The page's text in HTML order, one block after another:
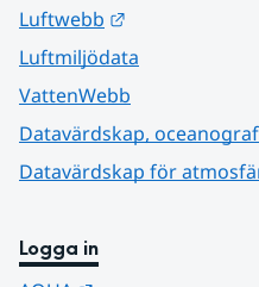
Luftwebb
Luftmiljödata
VattenWebb
Datavärdskap,
Datavärdskap för
Logga in